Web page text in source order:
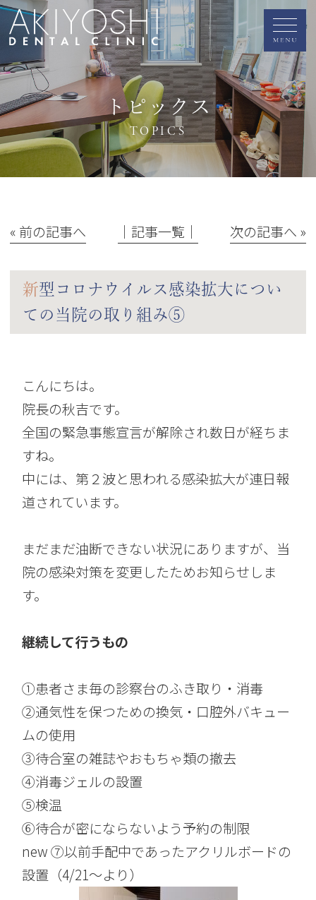
トピックス
TOPICS
« 前の記事へ │記事一覧│ 次の記事へ »
新型コロナウイルス感染拡大につい
ての当院の取り組み⑤
こんにちは。
院長の秋吉です。
全国の緊急事態宣言が解除され数日が経ちま
すね。
中には、第２波と思われる感染拡大が連日報
道されています。
まだまだ油断できない状況にありますが、当
院の感染対策を変更したためお知らせしま
す。
継続して行うもの
①患者さま毎の診察台のふき取り・消毒
②通気性を保つための換気・口腔外バキュー
ムの使用
③待合室の雑誌やおもちゃ類の撤去
④消毒ジェルの設置
⑤検温
⑥待合が密にならないよう予約の制限
new ⑦以前手配中であったアクリルボードの
設置（4/21～より）